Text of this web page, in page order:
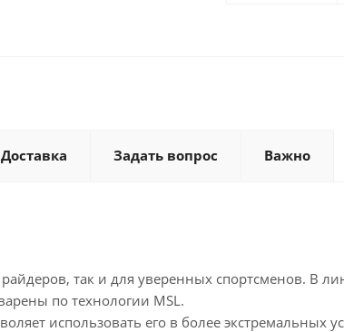
Доставка Задать вопрос Важно
так и для уверенных спортсменов. В
по технологии MSL.
использовать его в более экстремальных